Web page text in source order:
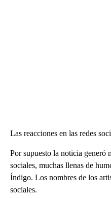
Las reacciones en las redes
Por supuesto la noticia generó
sociales, muchas llenas de
Índigo. Los nombres de los
sociales.